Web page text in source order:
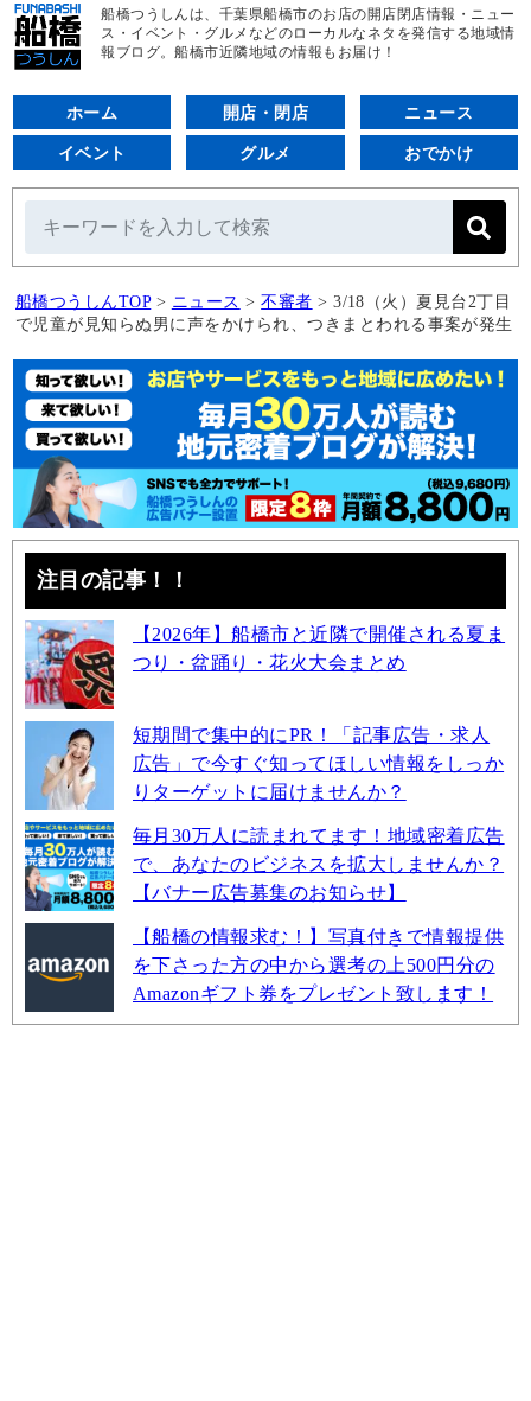
船橋つうしんは、千葉県船橋市のお店の開店閉店情報・ニュー
ス・イベント・グルメなどのローカルなネタを発信する地域情
報ブログ。船橋市近隣地域の情報もお届け！
ホーム 開店・閉店 ニュース
イベント グルメ おでかけ
船橋つうしんTOP > ニュース > 不審者 > 3/18（火）夏見台2丁目
で児童が見知らぬ男に声をかけられ、つきまとわれる事案が発生
注目の記事！！
【2026年】船橋市と近隣で開催される夏ま
つり・盆踊り・花火大会まとめ
短期間で集中的にPR！「記事広告・求人
広告」で今すぐ知ってほしい情報をしっか
りターゲットに届けませんか？
毎月30万人に読まれてます！地域密着広告
で、あなたのビジネスを拡大しませんか？
【バナー広告募集のお知らせ】
【船橋の情報求む！】写真付きで情報提供
を下さった方の中から選考の上500円分の
Amazonギフト券をプレゼント致します！